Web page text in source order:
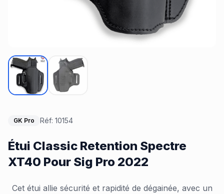
GK Pro Réf: 10154
Étui Classic Retention Spectre
XT40 Pour Sig Pro 2022
Cet étui allie sécurité et rapidité de dégainée, avec un